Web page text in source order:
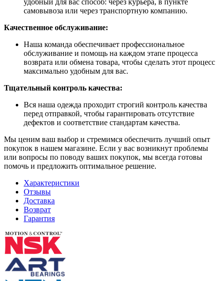
самовывоза или через транспортную компанию.
Качественное обслуживание:
Наша команда обеспечивает профессиональное
обслуживание и помощь на каждом этапе процесса
возврата или обмена товара, чтобы сделать этот процесс
максимально удобным для вас.
Тщательный контроль качества:
Вся наша одежда проходит строгий контроль качества
перед отправкой, чтобы гарантировать отсутствие
дефектов и соответствие стандартам качества.
Мы ценим ваш выбор и стремимся обеспечить лучший опыт
покупок в нашем магазине. Если у вас возникнут проблемы
или вопросы по поводу ваших покупок, мы всегда готовы
помочь и предложить оптимальное решение.
Характеристики
Отзывы
Доставка
Возврат
Гарантия